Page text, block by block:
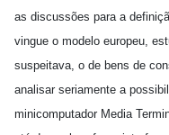
as discussões para a
vingue o modelo europeu,
suspeitava, o de bens de
analisar seriamente a
minicomputador Media